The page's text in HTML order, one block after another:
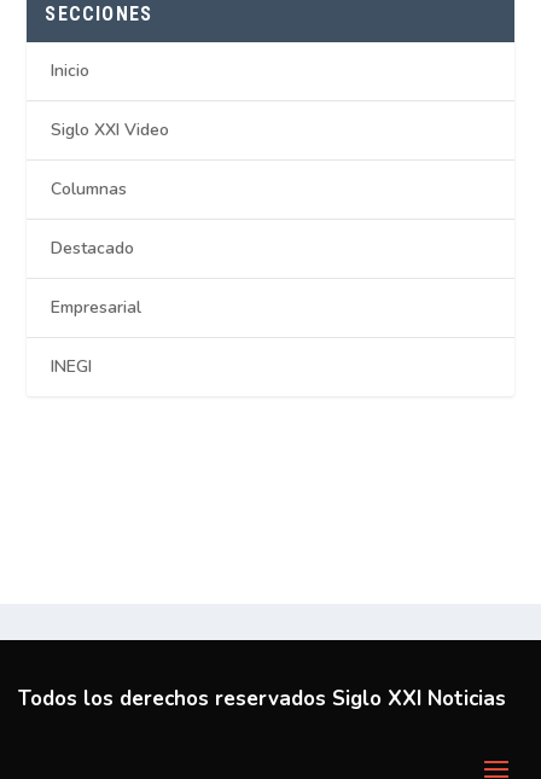
SECCIONES
Inicio
Siglo XXI Video
Columnas
Destacado
Empresarial
INEGI
Todos los derechos reservados Siglo XXI Noticias